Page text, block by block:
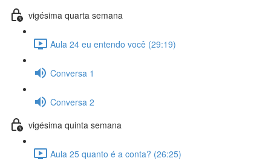
vigésima quarta semana
Aula 24 eu entendo você (29:19)
Conversa 1
Conversa 2
vigésima quinta semana
Aula 25 quanto é a conta? (26:25)